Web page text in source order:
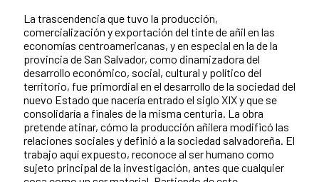
La trascendencia que tuvo la producción,
comercialización y exportación del tinte de añil en las
economías centroamericanas, y en especial en la de la
provincia de San Salvador, como dinamizadora del
desarrollo económico, social, cultural y político del
territorio, fue primordial en el desarrollo de la sociedad del
nuevo Estado que nacería entrado el siglo XIX y que se
consolidaría a finales de la misma centuria. La obra
pretende atinar, cómo la producción añilera modificó las
relaciones sociales y definió a la sociedad salvadoreña. El
trabajo aquí expuesto, reconoce al ser humano como
sujeto principal de la investigación, antes que cualquier